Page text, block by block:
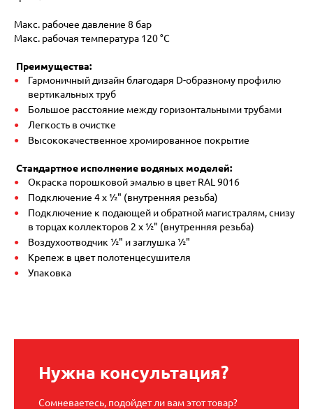
Макс. рабочее давление 8 бар
Макс. рабочая температура 120 °C
Преимущества:
Гармоничный дизайн благодаря D-образному профилю
вертикальных труб
Большое расстояние между горизонтальными трубами
Легкость в очистке
Высококачественное хромированное покрытие
Стандартное исполнение водяных моделей:
Окраска порошковой эмалью в цвет RAL 9016
Подключение 4 x ½" (внутренняя резьба)
Подключение к подающей и обратной магистралям, снизу
в торцах коллекторов 2 x ½" (внутренняя резьба)
Воздухоотводчик ½" и заглушка ½"
Крепеж в цвет полотенцесушителя
Упаковка
Нужна консультация?
Сомневаетесь, подойдет ли вам этот товар?